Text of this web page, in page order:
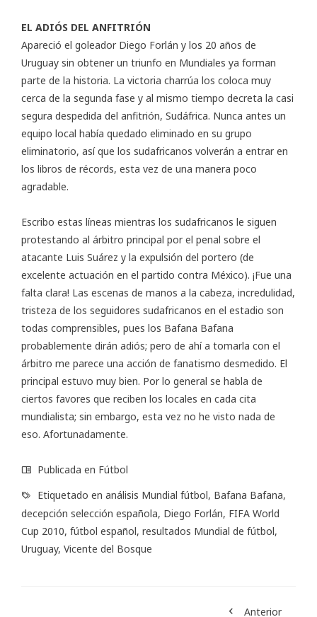
EL ADIÓS DEL ANFITRIÓN
Apareció el goleador Diego Forlán y los 20 años de
Uruguay sin obtener un triunfo en Mundiales ya forman
parte de la historia. La victoria charrúa los coloca muy
cerca de la segunda fase y al mismo tiempo decreta la casi
segura despedida del anfitrión, Sudáfrica. Nunca antes un
equipo local había quedado eliminado en su grupo
eliminatorio, así que los sudafricanos volverán a entrar en
los libros de récords, esta vez de una manera poco
agradable.
Escribo estas líneas mientras los sudafricanos le siguen
protestando al árbitro principal por el penal sobre el
atacante Luis Suárez y la expulsión del portero (de
excelente actuación en el partido contra México). ¡Fue una
falta clara! Las escenas de manos a la cabeza, incredulidad,
tristeza de los seguidores sudafricanos en el estadio son
todas comprensibles, pues los Bafana Bafana
probablemente dirán adiós; pero de ahí a tomarla con el
árbitro me parece una acción de fanatismo desmedido. El
principal estuvo muy bien. Por lo general se habla de
ciertos favores que reciben los locales en cada cita
mundialista; sin embargo, esta vez no he visto nada de
eso. Afortunadamente.
Publicada en Fútbol
Etiquetado en análisis Mundial fútbol, Bafana Bafana,
decepción selección española, Diego Forlán, FIFA World
Cup 2010, fútbol español, resultados Mundial de fútbol,
Uruguay, Vicente del Bosque
Anterior